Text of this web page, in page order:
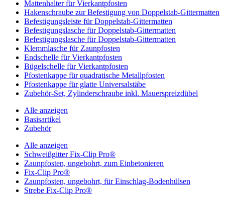
Mattenhalter für Vierkantpfosten
Hakenschraube zur Befestigung von Doppelstab-Gittermatten
Befestigungsleiste für Doppelstab-Gittermatten
Befestigungslasche für Doppelstab-Gittermatten
Befestigungslasche für Doppelstab-Gittermatten
Klemmlasche für Zaunpfosten
Endschelle für Vierkantpfosten
Bügelschelle für Vierkantpfosten
Pfostenkappe für quadratische Metallpfosten
Pfostenkappe für glatte Universalstäbe
Zubehör-Set, Zylinderschraube inkl. Mauerspreizdübel
Alle anzeigen
Basisartikel
Zubehör
Alle anzeigen
Schweißgitter Fix-Clip Pro®
Zaunpfosten, ungebohrt, zum Einbetonieren
Fix-Clip Pro®
Zaunpfosten, ungebohrt, für Einschlag-Bodenhülsen
Strebe Fix-Clip Pro®